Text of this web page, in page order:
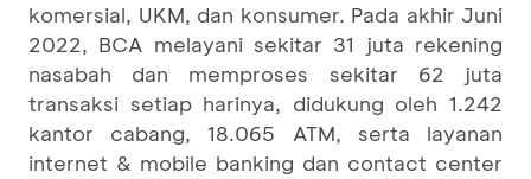
komersial, UKM, dan konsumer. Pada akhir Juni
2022, BCA melayani sekitar 31 juta rekening
nasabah dan memproses sekitar 62 juta
transaksi setiap harinya, didukung oleh 1.242
kantor cabang, 18.065 ATM, serta layanan
internet & mobile banking dan contact center